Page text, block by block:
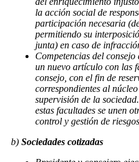
la acción social de
participación necesaria
permitiendo su
junta) en caso de
Competencias del
un nuevo artículo con las
consejo, con el fin de
correspondientes al
supervisión de la
estas facultades se unen
control y gestión de
b) Sociedades cotizadas